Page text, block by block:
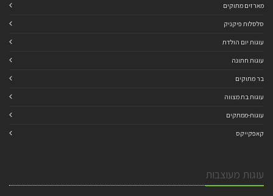
מארזים מתוקים
סלסלות פיקניק
עוגות יום הולדת
עוגות חתונה
בר מתוקים
עוגות בת מצווה
עוגות-ממתקים
קאפקייקס
עוגות מעוצבות